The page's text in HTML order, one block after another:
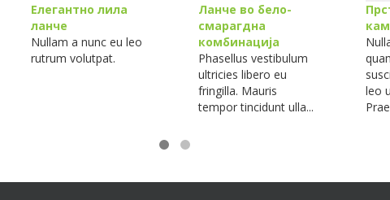
Елегантно лила
ланче
Nullam a nunc eu leo
rutrum volutpat.
Ланче во бело-
смарагдна
комбинација
Phasellus vestibulum
ultricies libero eu
fringilla. Mauris
tempor tincidunt ulla...
leo